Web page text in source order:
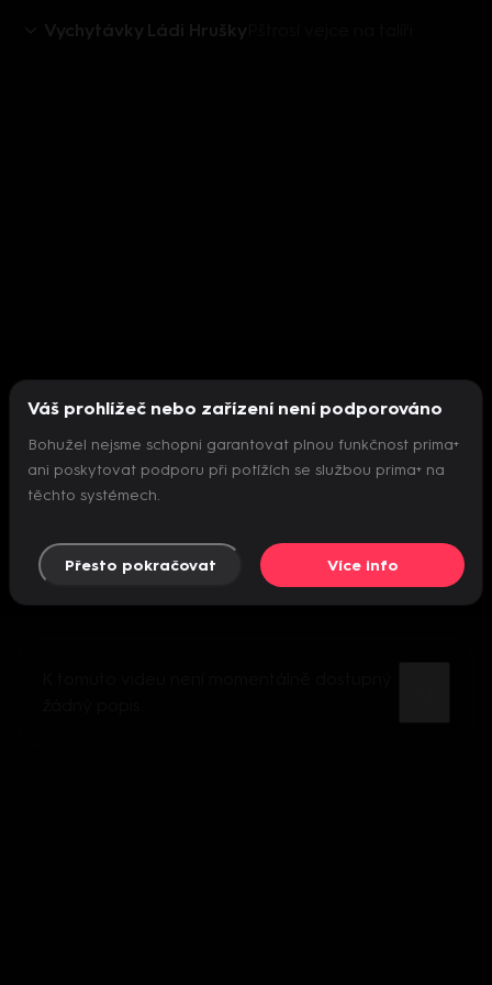
Vychytávky Ládi Hrušky
Nepodařilo se inicializovat přehrávač
Váš prohlížeč nebo zařízení není podporováno
Bohužel nejsme schopni garantovat plnou funkčnost prima+
ani poskytovat podporu při potížích se službou prima+ na
těchto systémech.
Přesto pokračovat Více info